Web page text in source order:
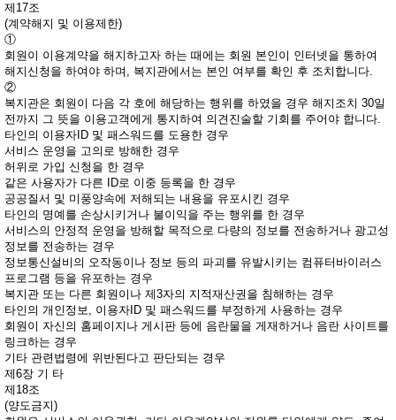
제17조
(계약해지 및 이용제한)
①
회원이 이용계약을 해지하고자 하는 때에는 회원 본인이 인터넷을 통하여
해지신청을 하여야 하며, 복지관에서는 본인 여부를 확인 후 조치합니다.
②
복지관은 회원이 다음 각 호에 해당하는 행위를 하였을 경우 해지조치 30일
전까지 그 뜻을 이용고객에게 통지하여 의견진술할 기회를 주어야 합니다.
타인의 이용자ID 및 패스워드를 도용한 경우
서비스 운영을 고의로 방해한 경우
허위로 가입 신청을 한 경우
같은 사용자가 다른 ID로 이중 등록을 한 경우
공공질서 및 미풍양속에 저해되는 내용을 유포시킨 경우
타인의 명예를 손상시키거나 불이익을 주는 행위를 한 경우
서비스의 안정적 운영을 방해할 목적으로 다량의 정보를 전송하거나 광고성
정보를 전송하는 경우
정보통신설비의 오작동이나 정보 등의 파괴를 유발시키는 컴퓨터바이러스
프로그램 등을 유포하는 경우
복지관 또는 다른 회원이나 제3자의 지적재산권을 침해하는 경우
타인의 개인정보, 이용자ID 및 패스워드를 부정하게 사용하는 경우
회원이 자신의 홈페이지나 게시판 등에 음란물을 게재하거나 음란 사이트를
링크하는 경우
기타 관련법령에 위반된다고 판단되는 경우
제6장 기 타
제18조
(양도금지)